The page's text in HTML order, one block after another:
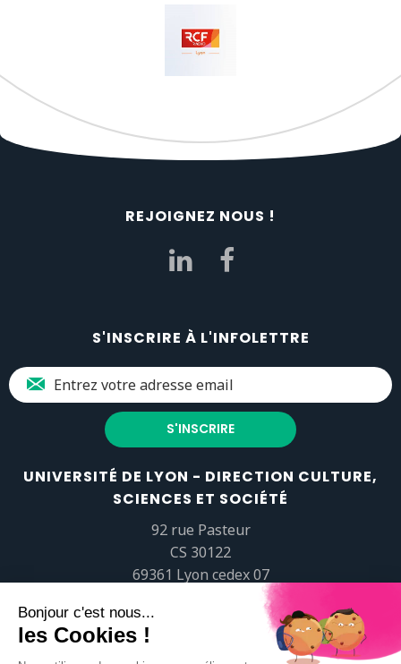
REJOIGNEZ NOUS !
S'INSCRIRE À L'INFOLETTRE
UNIVERSITÉ DE LYON - DIRECTION CULTURE,
SCIENCES ET SOCIÉTÉ
92 rue Pasteur
CS 30122
69361 Lyon cedex 07
popsciences@universite-lyon.fr
Tél.+33 (0)4 37 37 82 01